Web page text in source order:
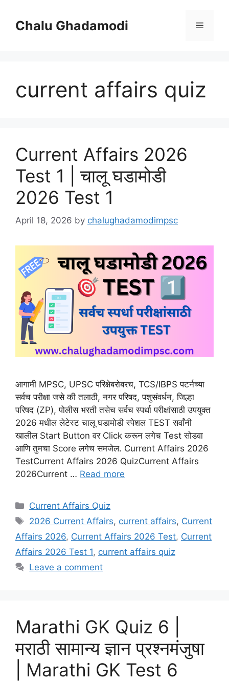
contentChalu Ghadamodi Menu
current affairs quiz
Current Affairs 2026
Test 1 | चालू घडामोडी
2026 Test 1
April 18, 2026 by chalughadamodimpsc
आगामी MPSC, UPSC परिक्षेबरोबरच, TCS/IBPS पटर्नच्या
सर्वच परीक्षा जसे की तलाठी, नगर परिषद, पशुसंवर्धन, जिल्हा
परिषद (ZP), पोलीस भरती तसेच सर्वच स्पर्धा परीक्षांसाठी उपयुक्त
2026 मधील लेटेस्ट चालू घडामोडी स्पेशल TEST सर्वांनी
खालील Start Button वर Click करून लगेच Test सोडवा
आणि तुमचा Score लगेच समजेल. Current Affairs 2026
TestCurrent Affairs 2026 QuizCurrent Affairs
2026Current … Read more
Categories
Current Affairs Quiz
Tags
2026 Current Affairs, current affairs, Current
Affairs 2026, Current Affairs 2026 Test, Current
Affairs 2026 Test 1, current affairs quiz
Leave a comment
Marathi GK Quiz 6 |
मराठी सामान्य ज्ञान प्रश्नमंजुषा
| Marathi GK Test 6